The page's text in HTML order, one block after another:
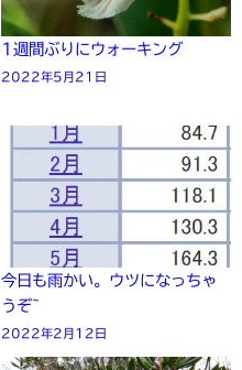
1週間ぶりにウォーキング
2022年5月21日
今日も雨かい。ウツになっちゃ
うぞ~
2022年2月12日